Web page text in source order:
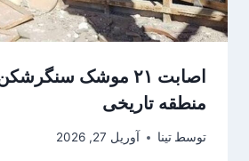
اصابت ۲۱ موشک
منطقه تاریخی
توسط تینا آوریل 27, 2026